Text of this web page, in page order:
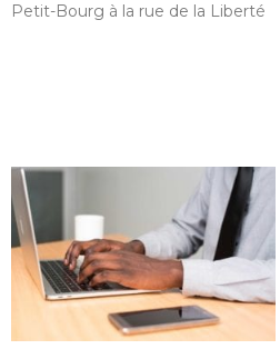
Petit-Bourg à la rue de la Liberté